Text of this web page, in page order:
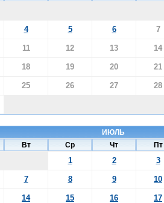
4 5 6 7
11 12 13 14
18 19 20 21
25 26 27 28
ИЮЛЬ
Вт Ср Чт Пт
1 2 3
7 8 9 10
14 15 16 17